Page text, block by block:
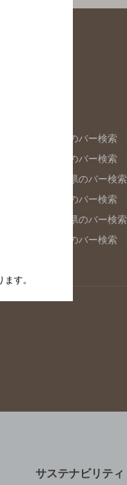
福島県のバー検索
東京都のバー検索
岐阜県のバー検索
奈良県のバー検索
島根県のバー検索
佐賀県のバー検索
サステナビリティ
す。